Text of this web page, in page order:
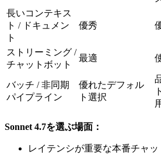
長いコンテキス
ト / ドキュメン
ト
優秀
ストリーミング /
チャットボット
最適
バッチ / 非同期
パイプライン
優れたデフォル
ト選択
Sonnet 4.7を選ぶ場面：
レイテンシが重要な本番チャ